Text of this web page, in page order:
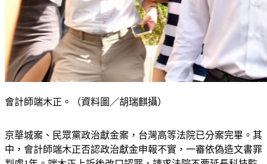
京華城案、民眾黨政治獻金案，台灣高等法院已分案完畢。其